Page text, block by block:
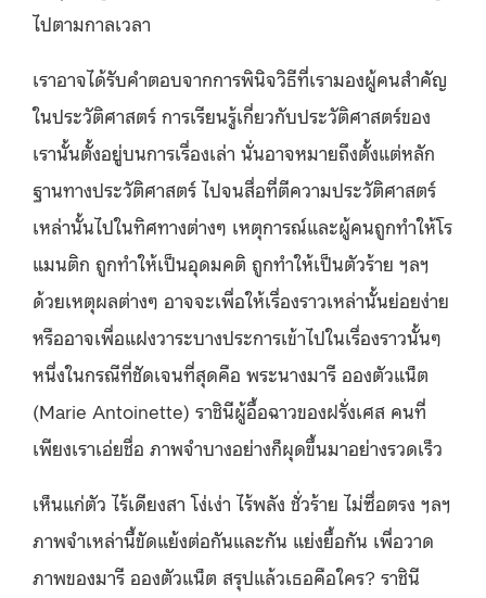
ไปตามกาลเวลา
เราอาจได้รับคำตอบจากการพินิจวิธีที่เรามองผู้คนสำคัญ
ในประวัติศาสตร์ การเรียนรู้เกี่ยวกับประวัติศาสตร์ของ
เรานั้นตั้งอยู่บนการเรื่องเล่า นั่นอาจหมายถึงตั้งแต่หลัก
ฐานทางประวัติศาสตร์ ไปจนสื่อที่ตีความประวัติศาสตร์
เหล่านั้นไปในทิศทางต่างๆ เหตุการณ์และผู้คนถูกทำให้โร
แมนติก ถูกทำให้เป็นอุดมคติ ถูกทำให้เป็นตัวร้าย ฯลฯ
ด้วยเหตุผลต่างๆ อาจจะเพื่อให้เรื่องราวเหล่านั้นย่อยง่าย
หรืออาจเพื่อแฝงวาระบางประการเข้าไปในเรื่องราวนั้นๆ
หนึ่งในกรณีที่ชัดเจนที่สุดคือ พระนางมารี อองตัวแน็ต
(Marie Antoinette) ราชินีผู้อื้อฉาวของฝรั่งเศส คนที่
เพียงเราเอ่ยชื่อ ภาพจำบางอย่างก็ผุดขึ้นมาอย่างรวดเร็ว
เห็นแก่ตัว ไร้เดียงสา โง่เง่า ไร้พลัง ชั่วร้าย ไม่ซื่อตรง ฯลฯ
ภาพจำเหล่านี้ขัดแย้งต่อกันและกัน แย่งยื้อกัน เพื่อวาด
ภาพของมารี อองตัวแน็ต สรุปแล้วเธอคือใคร? ราชินี